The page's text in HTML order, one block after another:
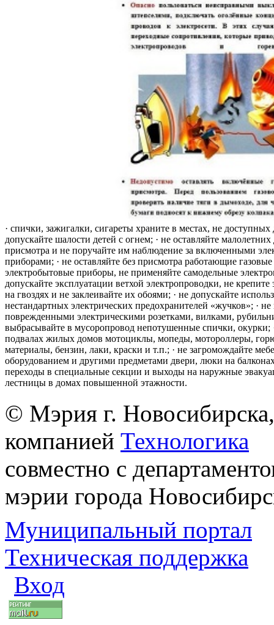
· спички, зажигалки, сигареты храните в местах, не доступных
допускайте шалости детей с огнем; · не оставляйте малолетних
присмотра и не поручайте им наблюдение за включенными
приборами; · не оставляйте без присмотра работающие
электробытовые приборы, не применяйте самодельные
допускайте эксплуатации ветхой электропроводки, не крепите
на гвоздях и не заклеивайте их обоями; · не допускайте
нестандартных электрических предохранителей «жучков»; · не
поврежденными электрическими розетками, вилками,
выбрасывайте в мусоропровод непотушенные спички, окурки;
подвалах жилых домов мотоциклы, мопеды, мотороллеры,
материалы, бензин, лаки, краски и т.п.; · не загромождайте
оборудованием и другими предметами двери, люки на
переходы в специальные секции и выходы на наружные
лестницы в домах повышенной этажности.
© Мэрия г.
компанией Технологика
совместно с
мэрии города
Муниципальный портал
Техническая поддержка
Вход